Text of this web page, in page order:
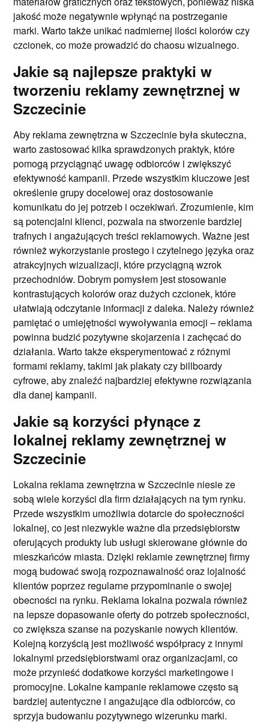
jakość może negatywnie wpłynąć na postrzeganie
marki. Warto także unikać nadmiernej ilości kolorów czy
czcionek, co może prowadzić do chaosu wizualnego.
Jakie są najlepsze praktyki w
tworzeniu reklamy zewnętrznej w
Szczecinie
Aby reklama zewnętrzna w Szczecinie była skuteczna,
warto zastosować kilka sprawdzonych praktyk, które
pomogą przyciągnąć uwagę odbiorców i zwiększyć
efektywność kampanii. Przede wszystkim kluczowe jest
określenie grupy docelowej oraz dostosowanie
komunikatu do jej potrzeb i oczekiwań. Zrozumienie, kim
są potencjalni klienci, pozwala na stworzenie bardziej
trafnych i angażujących treści reklamowych. Ważne jest
również wykorzystanie prostego i czytelnego języka oraz
atrakcyjnych wizualizacji, które przyciągną wzrok
przechodniów. Dobrym pomysłem jest stosowanie
kontrastujących kolorów oraz dużych czcionek, które
ułatwiają odczytanie informacji z daleka. Należy również
pamiętać o umiejętności wywoływania emocji – reklama
powinna budzić pozytywne skojarzenia i zachęcać do
działania. Warto także eksperymentować z różnymi
formami reklamy, takimi jak plakaty czy billboardy
cyfrowe, aby znaleźć najbardziej efektywne rozwiązania
dla danej kampanii.
Jakie są korzyści płynące z
lokalnej reklamy zewnętrznej w
Szczecinie
Lokalna reklama zewnętrzna w Szczecinie niesie ze
sobą wiele korzyści dla firm działających na tym rynku.
Przede wszystkim umożliwia dotarcie do społeczności
lokalnej, co jest niezwykle ważne dla przedsiębiorstw
oferujących produkty lub usługi skierowane głównie do
mieszkańców miasta. Dzięki reklamie zewnętrznej firmy
mogą budować swoją rozpoznawalność oraz lojalność
klientów poprzez regularne przypominanie o swojej
obecności na rynku. Reklama lokalna pozwala również
na lepsze dopasowanie oferty do potrzeb społeczności,
co zwiększa szanse na pozyskanie nowych klientów.
Kolejną korzyścią jest możliwość współpracy z innymi
lokalnymi przedsiębiorstwami oraz organizacjami, co
może przynieść dodatkowe korzyści marketingowe i
promocyjne. Lokalne kampanie reklamowe często są
bardziej autentyczne i angażujące dla odbiorców, co
sprzyja budowaniu pozytywnego wizerunku marki.